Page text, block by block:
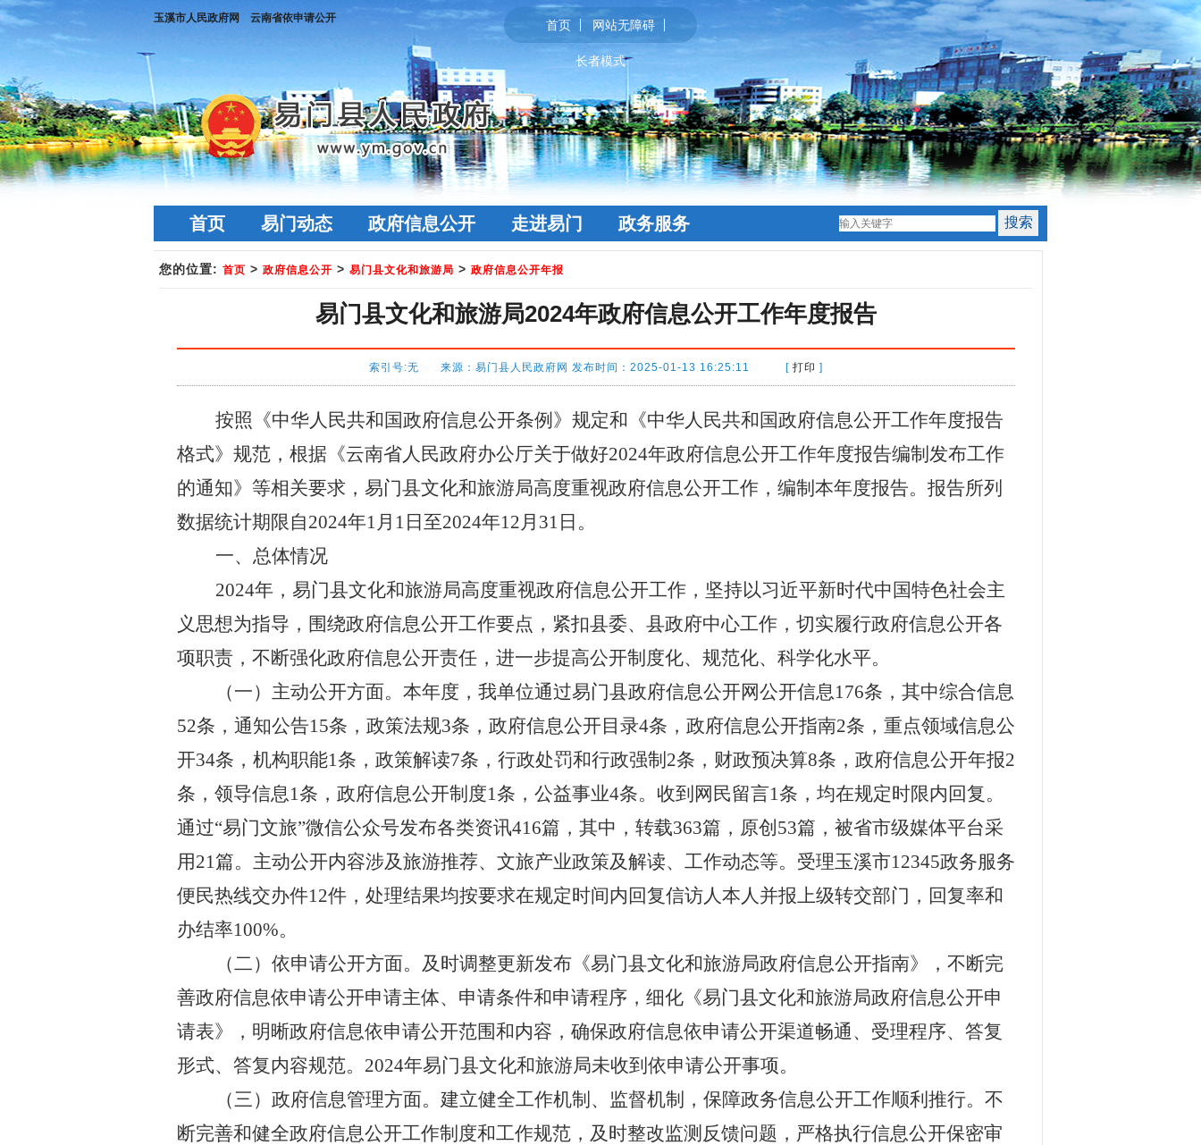
首页 网站无障碍
长者模式
玉溪市人民政府网 云南省依申请公开
首页 易门动态 政府信息公开 走进易门 政务服务
您的位置: 首页 > 政府信息公开 > 易门县文化和旅游局 > 政府信息公开年报
易门县文化和旅游局2024年政府信息公开工作年度报告
索引号:无 来源：易门县人民政府网 发布时间：2025-01-13 16:25:11 [ 打印 ]
按照 《中华人民共和国政府信息公开条例》 规定和 《中华人民共和国政府信息公开工作年度报告
格式》规范，根据《云南省人民政府办公厅关于做好2024年政府信息公开工作年度报告编制发布工作
的通知》等相关要求，易门县文化和旅游局高度重视政府信息公开工作，编制本年度报告。报告所列
数据统计期限自2024年1月 1 日至2024年12月 31 日。
一、总体情况
2024年， 易门县文化和旅游局高度重视政府信息公开工作，坚持以习近平新时代中国特色社会主
义思想为指导，围绕政府信息公开工作要点，紧扣县委、县政府中心工作，切实履行政府信息公开各
项职责，不断强化政府信息公开责任，进一步提高公开制度化、规范化、科学化水平。
（一）主动公开方面。 本年度，我单位通过易门县政府信息公开网公开信息176条，其中综合信息
52条，通知公告15条，政策法规3条，政府信息公开目录4条，政府信息公开指南2条，重点领域信息公
开34条，机构职能1条，政策解读7条，行政处罚和行政强制 2条，财政预决算8条，政府信息公开年报2
条，领导信息1条，政府信息公开制度1条，公益事业4条。收到网民留言1条，均在规定时限内回复。
通过“易门文旅”微信公众号发布各类资讯416篇，其中，转载363篇，原创 53篇，被省市级媒体平台采
用21篇。主动公开内容涉及旅游推荐、文旅产业政策及解读、工作动态等。受理玉溪市12345政务服务
便民热线交办件12件，处理结果均按要求在规定时间内回复信访人本人并报上级转交部门，回复率和
办结率100%。
（二）依申请公开方面。 及时调整更新发布《易门县文化和旅游局政府信息公开指南》，不断完
善政府信息依申请公开申请主体、申请条件和申请程序，细化《易门县文化和旅游局政府信息公开申
请表》，明晰政府信息依申请公开范围和内容，确保政府信息依申请公开渠道畅通、受理程序、答复
形式、答复内容规范。 2024年易门县文化和旅游局未收到依申请公开事项。
（三）政府信息管理方面。 建立健全工作机制、监督机制，保障政务信息公开工作顺利推行。不
断完善和健全政府信息公开工作制度和工作规范，及时整改监测反馈问题，严格执行信息公开保密审